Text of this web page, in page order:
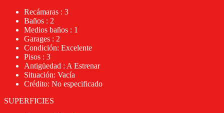
Recámaras : 3
Baños : 2
Medios baños : 1
Garages : 2
Condición: Excelente
Pisos : 3
Antigüedad : A Estrenar
Situación: Vacía
Crédito: No especificado
SUPERFICIES